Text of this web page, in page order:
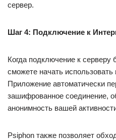
сервер.
Шаг 4: Подключение к
Когда подключение к серверу
сможете начать использовать
Приложение автоматически
зашифрованное соединение,
анонимность вашей
Psiphon также позволяет